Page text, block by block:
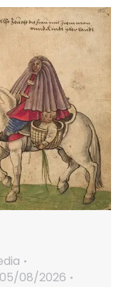
05/08/2026